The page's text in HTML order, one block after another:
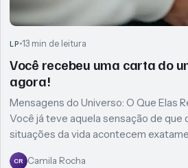
LP 13 min de leitura
Você recebeu uma carta do
agora!
Mensagens do Universo: O Que Elas
Você já teve aquela sensação de que
situações da vida acontecem
CR Camila Rocha